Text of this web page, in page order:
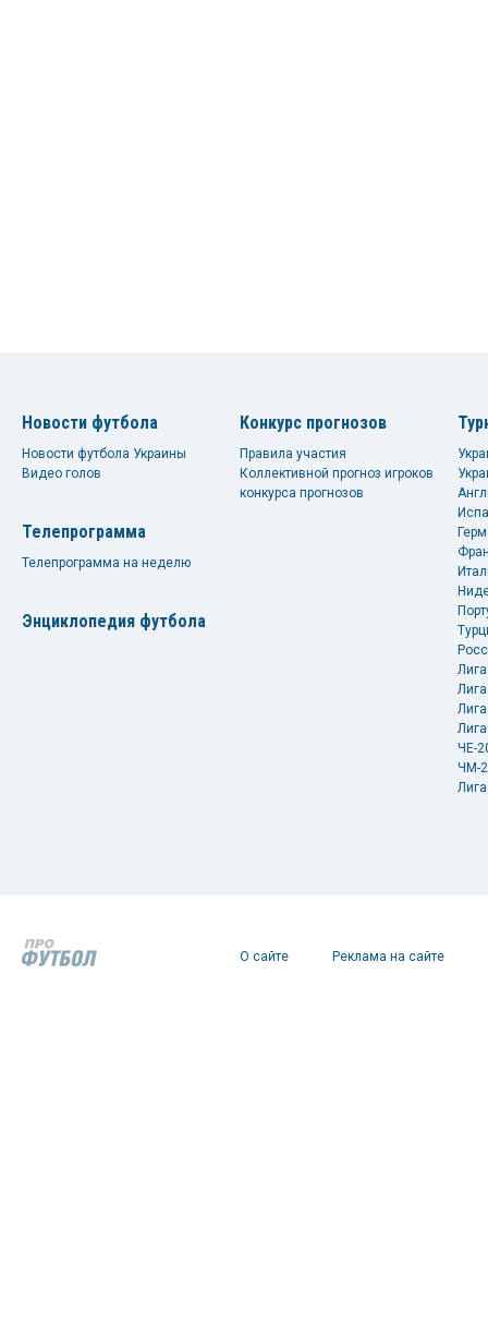
Новости футбола
Новости футбола Украины
Видео голов
Телепрограмма
Телепрограмма на неделю
Энциклопедия футбола
Конкурс прогнозов
Правила участия
Коллективной прогноз игроков
конкурса прогнозов
ЧЕ-
ЧМ-
О сайте Реклама на сайте